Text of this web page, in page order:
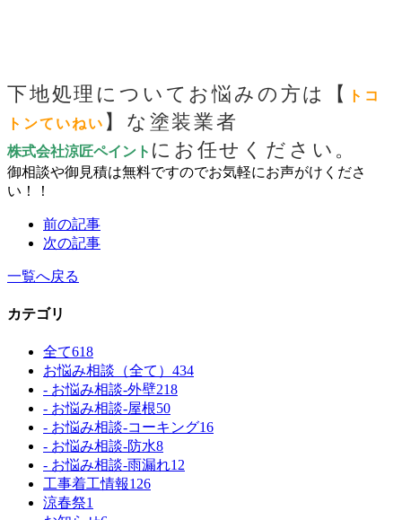
下地処理についてお悩みの方は【
トコ
トンていねい 】な塗装業者
株式会社涼匠ペイント にお任せください。
御相談や御見積は無料ですのでお気軽にお声がけくださ
い！！
前の記事
次の記事
一覧へ戻る
カテゴリ
全て618
お悩み相談（全て） 434
- お悩み相談-外壁218
- お悩み相談-屋根50
- お悩み相談-コーキング16
- お悩み相談-防水8
- お悩み相談-雨漏れ12
工事着工情報126
涼春祭1